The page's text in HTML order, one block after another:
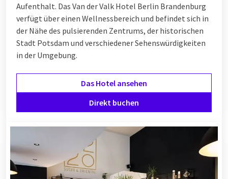
Aufenthalt. Das Van der Valk Hotel Berlin Brandenburg
verfügt über einen Wellnessbereich und befindet sich in
der Nähe des pulsierenden Zentrums, der historischen
Stadt Potsdam und verschiedener Sehenswürdigkeiten
in der Umgebung.
Das Hotel ansehen
Direkt buchen